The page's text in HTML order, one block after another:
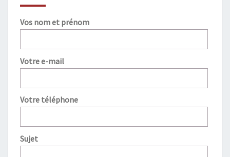
Vos nom et prénom
Votre e-mail
Votre téléphone
Sujet